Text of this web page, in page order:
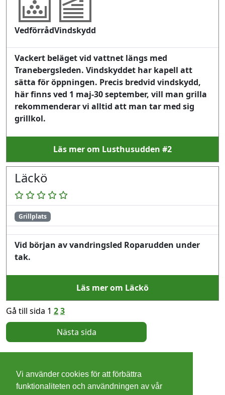
VedförrådVindskydd
Vackert beläget vid vattnet längs med
Tranebergsleden. Vindskyddet har kapell att
sätta för öppningen. Precis bredvid vindskydd,
här finns ved 1 maj-30 september, vill man grilla
rekommenderar vi alltid att man tar med sig
grillkol.
Läs mer om Lusthusudden #2
Läckö
Grillplats
Vid början av vandringsled Roparudden under
tak.
Läs mer om Läckö
Gå till sida 1 23
Nästa sida
Cookies
Vi använder cookies för att förbättra
funktionaliteten och användningen av vår